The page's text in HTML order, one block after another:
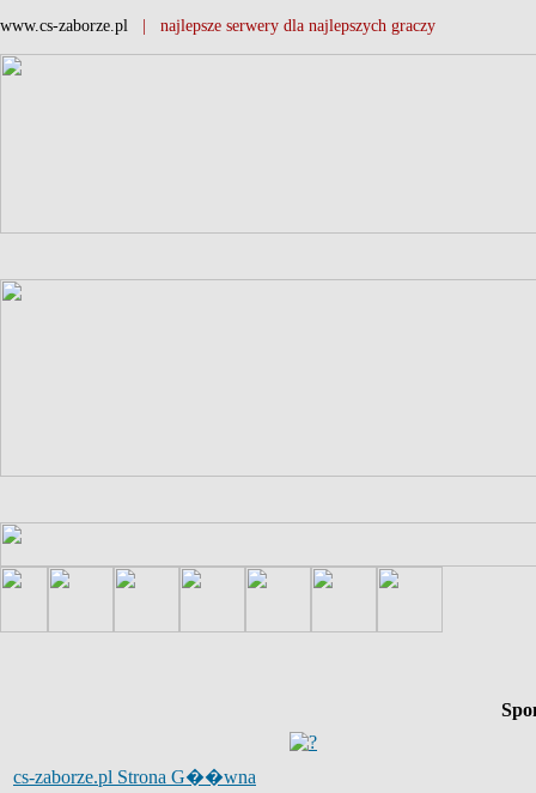
www.cs-zaborze.pl | najlepsze serwery dla najlepszych graczy
cs-zaborze.pl Strona G��wna